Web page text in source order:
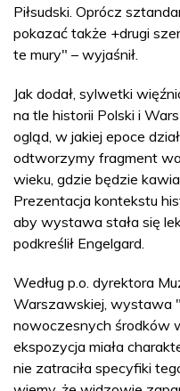
Piłsudski. Oprócz
pokazać także +drugi
te mury" – wyjaśnił.
Jak dodał, sylwetki
na tle historii Polski i
ogląd, w jakiej epoce
odtworzymy fragment
wieku, gdzie będzie
Prezentacja kontekstu
aby wystawa stała się
podkreślił Engelgard.
Według p.o. dyrektora
Warszawskiej, wystawa
nowoczesnych środków
ekspozycja miała
nie zatraciła specyfiki